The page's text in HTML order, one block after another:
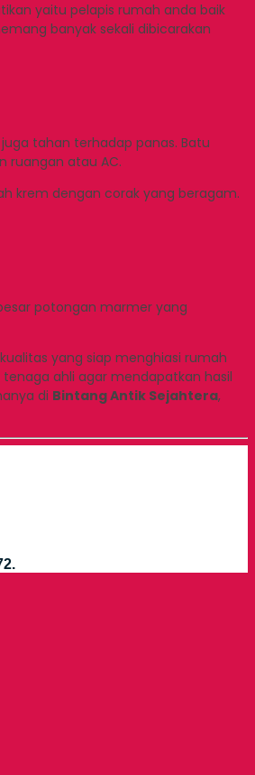
yaitu pelapis rumah anda baik
banyak sekali dibicarakan
tahan terhadap panas. Batu
ruangan atau AC.
krem dengan corak yang beragam.
potongan marmer yang
yang siap menghiasi rumah
ahli agar mendapatkan hasil
di Bintang Antik Sejahtera,